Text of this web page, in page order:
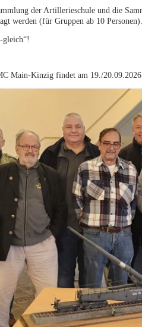
der Artillerieschule und die
werden (für Gruppen ab 10
gleich“!
Main-Kinzig findet am 19./